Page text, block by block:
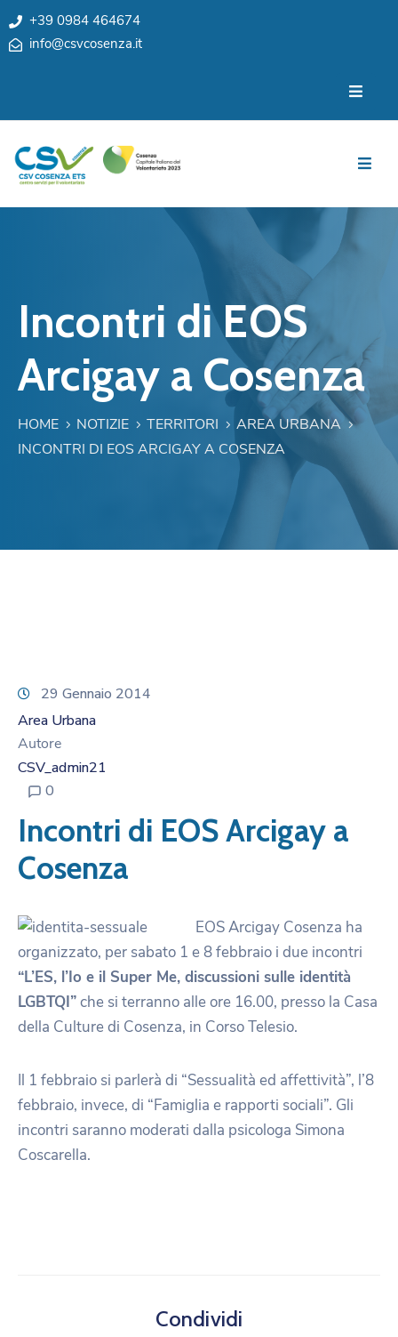
+39 0984 464674
info@csvcosenza.it
Sedi
Team
Cosenza
associazioni
Per
cittadini
Contatti
Orari
Incontri di EOS
Arcigay a Cosenza
HOME NOTIZIE TERRITORI
AREA URBANA
INCONTRI DI EOS ARCIGAY A COSENZA
29 Gennaio 2014
Area Urbana
Autore
CSV_admin21
0
Incontri di EOS Arcigay a
Cosenza
EOS Arcigay Cosenza ha
organizzato, per sabato 1 e 8 febbraio i due incontri
“L’ES, l’Io e il Super Me, discussioni sulle identità
LGBTQI”che si terranno alle ore 16.00, presso la Casa
della Culture di Cosenza, in Corso Telesio.
Il 1 febbraio si parlerà di “Sessualità ed affettività”, l’8
febbraio, invece, di “Famiglia e rapporti sociali”. Gli
incontri saranno moderati dalla psicologa Simona
Coscarella.
Condividi